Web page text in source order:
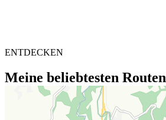
ENTDECKEN
Meine beliebtesten Routen